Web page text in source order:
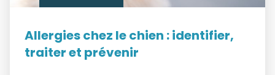
Allergies chez le chien : identifier,
traiter et prévenir